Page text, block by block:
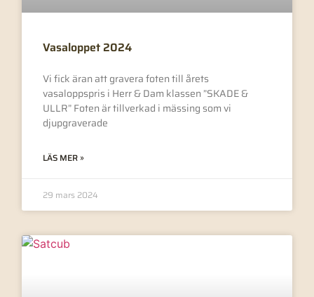
Vasaloppet 2024
Vi fick äran att gravera foten till årets
vasaloppspris i Herr & Dam klassen ”SKADE &
ULLR” Foten är tillverkad i mässing som vi
djupgraverade
LÄS MER »
29 mars 2024